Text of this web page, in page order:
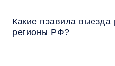
Какие правила выезда
регионы РФ?